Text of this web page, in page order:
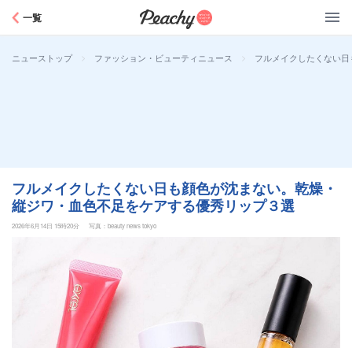
一覧
ニューストップ > ファッション・ビューティニュース > フルメイクしたくない
フルメイクしたくない日も顔色が沈まない。乾燥・
縦ジワ・血色不足をケアする優秀リップ３選
2026年6月14日 15時20分 写真：beauty news tokyo